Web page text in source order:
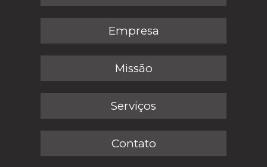
Empresa
Missão
Serviços
Contato